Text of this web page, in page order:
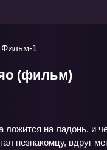
(фильм)
ложится на ладонь, и
незнакомцу, вдруг